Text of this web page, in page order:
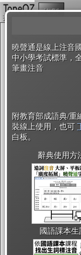
曉聲通是線上注音
中小學考試標準，
筆畫注音
附教育部成語典/重
裝線上使用，也可
白板。
辭典使用方
國語課本生
複製